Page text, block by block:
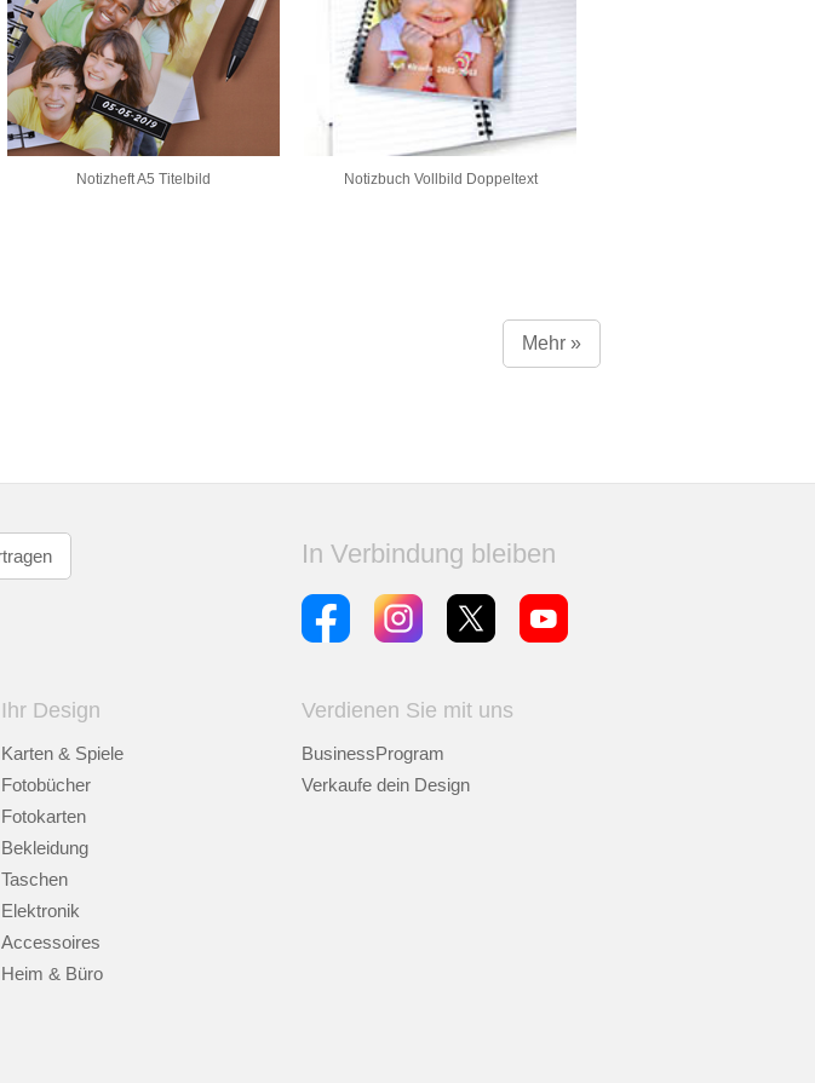
Notizheft A5 Titelbild Notizbuch Vollbild Doppeltext
Mehr »
In Verbindung bleiben
Ihr Design
Karten & Spiele
Fotobücher
Fotokarten
Bekleidung
Taschen
Elektronik
Accessoires
Heim & Büro
Verdienen Sie mit uns
BusinessProgram
Verkaufe dein Design